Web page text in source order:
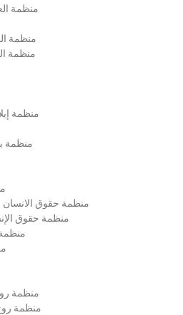
منظمة
منظمة
منظمة
منظمة
منظمة
منظمة حقوق الانسان
منظمة حقوق
منظمة
منظمة روج
منظمة روج